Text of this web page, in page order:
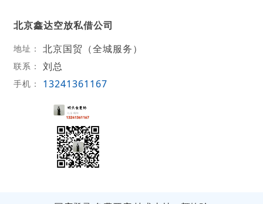
北京鑫达空放私借公司
地址： 北京国贸（全城服务）
联系： 刘总
手机： 13241361167